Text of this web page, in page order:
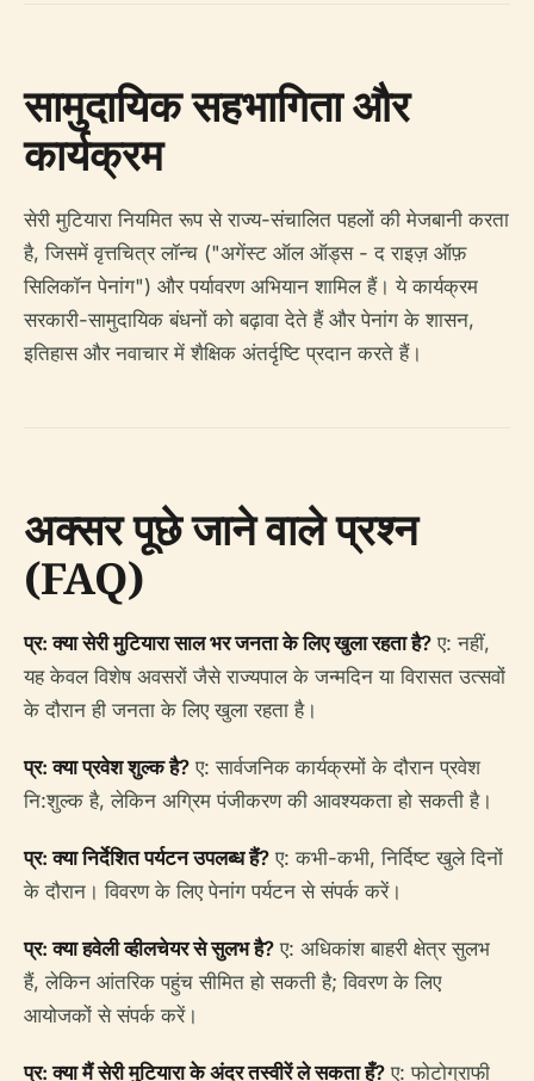
सामुदायिक सहभागिता और
कार्यक्रम
सेरी मुटियारा नियमित रूप से राज्य-संचालित पहलों की मेजबानी करता
है, जिसमें वृत्तचित्र लॉन्च ("अगेंस्ट ऑल ऑड्स - द राइज़ ऑफ़
सिलिकॉन पेनांग") और पर्यावरण अभियान शामिल हैं। ये कार्यक्रम
सरकारी-सामुदायिक बंधनों को बढ़ावा देते हैं और पेनांग के शासन,
इतिहास और नवाचार में शैक्षिक अंतर्दृष्टि प्रदान करते हैं।
अक्सर पूछे जाने वाले प्रश्न
(FAQ)
प्र: क्या सेरी मुटियारा साल भर जनता के लिए खुला रहता है? ए: नहीं,
यह केवल विशेष अवसरों जैसे राज्यपाल के जन्मदिन या विरासत उत्सवों
के दौरान ही जनता के लिए खुला रहता है।
प्र: क्या प्रवेश शुल्क है? ए: सार्वजनिक कार्यक्रमों के दौरान प्रवेश
नि:शुल्क है, लेकिन अग्रिम पंजीकरण की आवश्यकता हो सकती है।
प्र: क्या निर्देशित पर्यटन उपलब्ध हैं? ए: कभी-कभी, निर्दिष्ट खुले दिनों
के दौरान। विवरण के लिए पेनांग पर्यटन से संपर्क करें।
प्र: क्या हवेली व्हीलचेयर से सुलभ है? ए: अधिकांश बाहरी क्षेत्र सुलभ
हैं, लेकिन आंतरिक पहुंच सीमित हो सकती है; विवरण के लिए
आयोजकों से संपर्क करें।
प्र: क्या मैं सेरी मुटियारा के अंदर तस्वीरें ले सकता हूँ? ए: फोटोग्राफी